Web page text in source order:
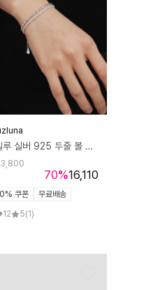
델루 실버 925 두줄 볼 체인 컷팅 은 우정 행운 팔찌 F37
70%16,110
쿠폰
무료배송
12
5(1)